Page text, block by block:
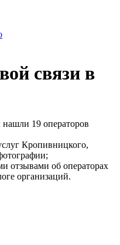
связи в
19 операторов
Кропивницкого,
отзывами об операторах
организаций.